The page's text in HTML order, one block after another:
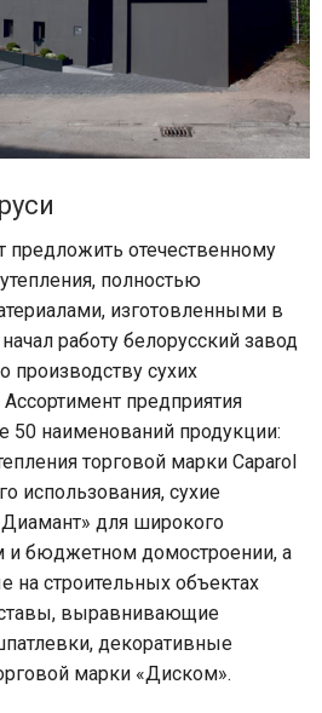
предложить отечественному
полностью
изготовленными в
работу белорусский завод
производству сухих
предприятия
50 наименований продукции:
торговой марки Сaparol
использования, сухие
для широкого
и бюджетном домостроении, а
на строительных объектах
выравнивающие
декоративные
марки «Диском».